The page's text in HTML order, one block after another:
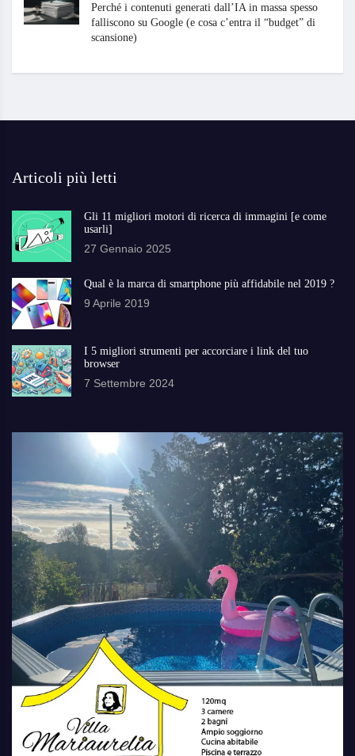
Perché i contenuti generati dall’IA in massa spesso
falliscono su Google (e cosa c’entra il “budget” di
scansione)
Articoli più letti
Gli 11 migliori motori di ricerca di immagini [e come
usarli]
27 Gennaio 2025
Qual è la marca di smartphone più affidabile nel 2019 ?
9 Aprile 2019
I 5 migliori strumenti per accorciare i link del tuo
browser
7 Settembre 2024